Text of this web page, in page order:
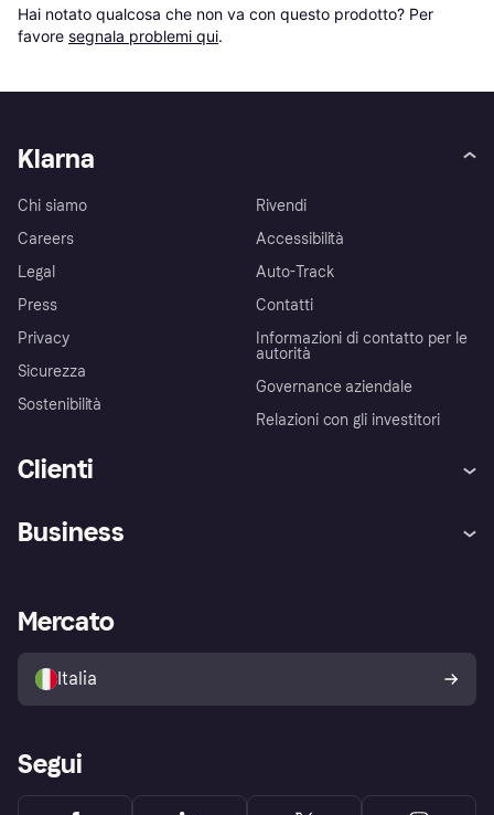
Hai notato qualcosa che non va con questo prodotto? Per
favore segnala problemi qui.
Klarna
Chi siamo
Careers
Legal
Press
Privacy
Sicurezza
Sostenibilità
Rivendi
Accessibilità
Auto-Track
Contatti
Informazioni di contatto per le
autorità
Governance aziendale
Relazioni con gli investitori
Clienti
Esplora i negozi
Politica di protezione
dell'acquirente Klarna
Business
Accesso aziende
Mercato
Italia
Segui